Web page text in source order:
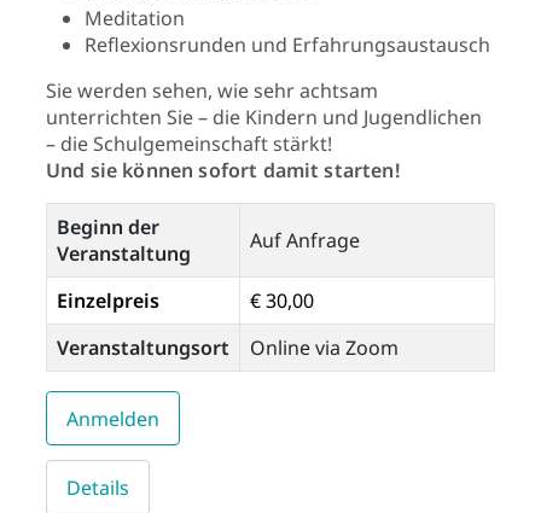
Meditation
Reflexionsrunden und Erfahrungsaustausch
Sie werden sehen, wie sehr achtsam
unterrichten Sie – die Kindern und Jugendlichen
– die Schulgemeinschaft stärkt!
Und sie können sofort damit starten!
Beginn der
Veranstaltung
Auf Anfrage
Einzelpreis
€ 30,00
Veranstaltungsort
Online via Zoom
Anmelden
Details